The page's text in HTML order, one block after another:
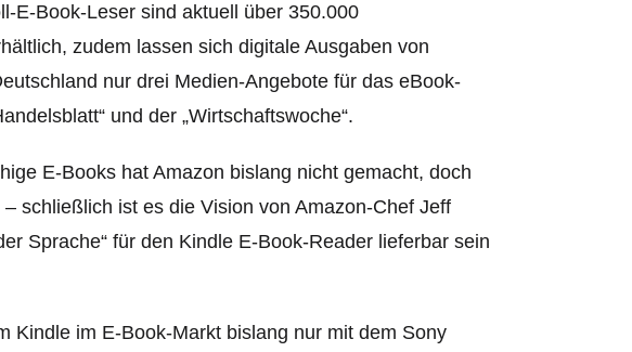
E-Book-Leser sind aktuell über 350.000
zudem lassen sich digitale Ausgaben von
nur drei Medien-Angebote für das eBook-
und der „Wirtschaftswoche“.
E-Books hat Amazon bislang nicht gemacht, doch
schließlich ist es die Vision von Amazon-Chef Jeff
Sprache“ für den Kindle E-Book-Reader lieferbar sein
Kindle im E-Book-Markt bislang nur mit dem Sony